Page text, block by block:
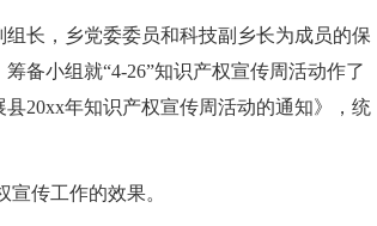
长，乡党委委员和科技副乡长为成员的保
备小组就“4-26”知识产权宣传周活动作了
20xx年知识产权宣传周活动的通知》，统
传工作的效果。